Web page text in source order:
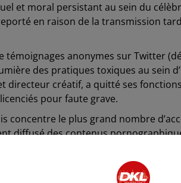
et moral persistant au sein du
en raison de la transmission
anonymes sur Twitter
des pratiques toxiques au sein
directeur créatif, a quitté ses
pour faute grave.
concentre le plus grand nombre
diffusé des contenus
les remarques sexistes ou
à du bizutage lui sont reprochés,
avec un marqueur.